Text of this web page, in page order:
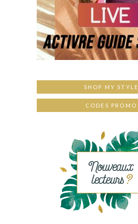
SHOP MY STYLE
CODES PROMO